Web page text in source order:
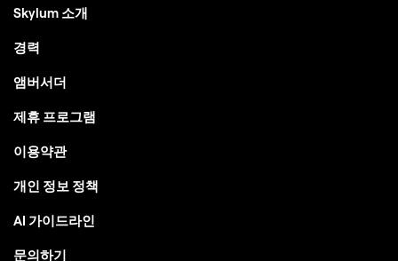
경력
앰버서더
제휴 프로그램
이용약관
개인 정보 정책
AI 가이드라인
문의하기
지원